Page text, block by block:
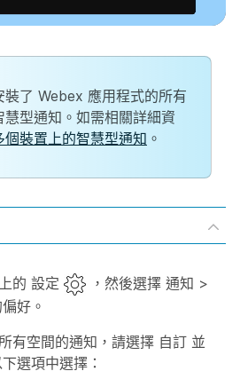
裝了 Webex 應用程式的所有
慧型通知。如需相關詳細資
個裝置上的智慧型通知 。
的 設定 ，然後選擇 通知 >
好。
有空間的通知，請選擇 自訂 並
下選項中選擇：